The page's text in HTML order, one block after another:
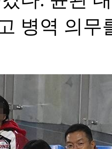
병역 의무